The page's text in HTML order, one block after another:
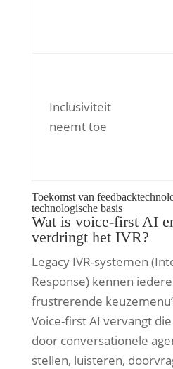
Inclusiviteit
neemt toe
Toekomst van
technologische basis
Wat is voice-first AI
verdringt het IVR?
Legacy IVR-systemen
Response) kennen
frustrerende
Voice-first AI vervangt
door conversationele
stellen, luisteren,